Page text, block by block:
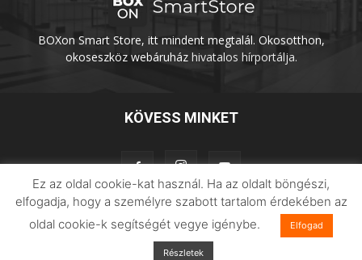
BOXon Smart Store, itt mindent megtalál. Okosotthon,
okoseszköz webáruházhivatalos hírportálja.
KÖVESS MINKET
Adatvédelem Impresszum Imilab
© 2026 Xiaomilife | Minden jog fenntartva.
Ez az oldal cookie-kat használ. Ha az oldalt böngészi,
elfogadja, hogy a személyre szabott tartalom érdekében az
oldal cookie-k segítségét vegye igénybe.
Elfogad
Részletek